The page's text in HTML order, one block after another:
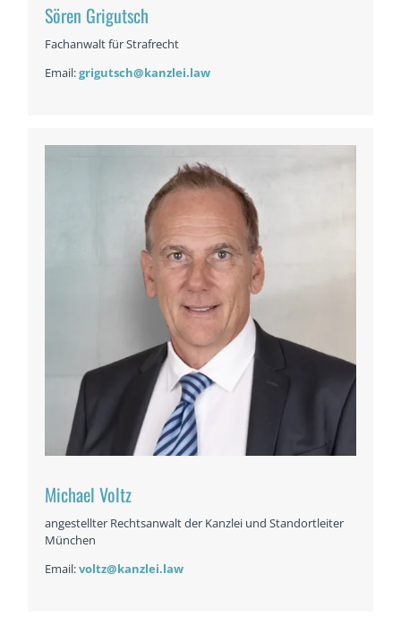
Sören Grigutsch
Fachanwalt für Strafrecht
Email:grigutsch@kanzlei.law
Michael Voltz
angestellter Rechtsanwalt der Kanzlei und Standortleiter
München
Email:voltz@kanzlei.law